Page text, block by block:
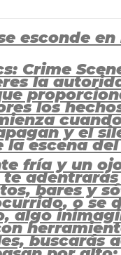
esconde en
Crime
la
los
y el
la escena
fría y un
adentrarás
bares y
o se
algo
buscarás